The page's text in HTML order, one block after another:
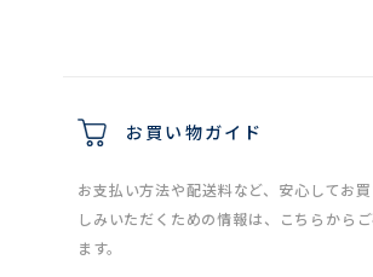
お買い物ガイド
お支払い方法や配送料など、安心してお
しみいただくための情報は、こちらから
ます。